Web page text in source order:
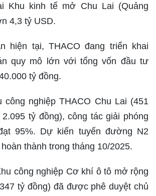
Khu kinh tế mở Chu Lai (Quảng
4,3 tỷ USD.
hiện tại, THACO đang triển khai
quy mô lớn với tổng vốn đầu tư
tỷ đồng.
công nghiệp THACO Chu Lai (451
tỷ đồng), công tác giải phóng
95%. Dự kiến tuyến đường N2
thành trong tháng 10/2025.
công nghiệp Cơ khí ô tô mở rộng
tỷ đồng) đã được phê duyệt chủ